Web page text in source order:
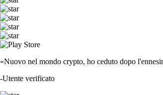
«Nuovo nel mondo crypto, ho ceduto dopo
-Utente verificato